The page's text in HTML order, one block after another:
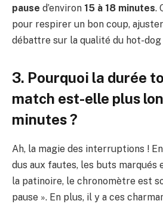
pause d’environ 15 à 18 minutes.
pour respirer un bon coup,
débattre sur la qualité du hot-dog
3. Pourquoi la durée
match est-elle plus
minutes ?
Ah, la magie des interruptions !
dus aux fautes, les buts marqués
la patinoire, le chronomètre est
pause ». En plus, il y a ces